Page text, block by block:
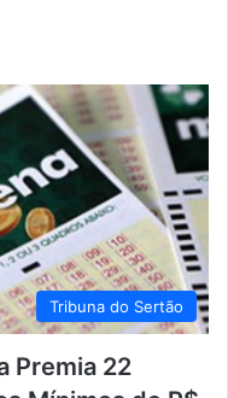
Tribuna do Sertão
Premia 22